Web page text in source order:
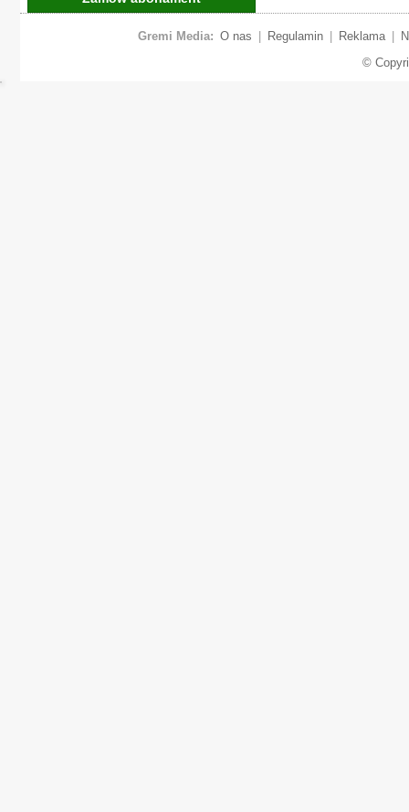
Gremi Media: O nas Regulamin Reklama
©